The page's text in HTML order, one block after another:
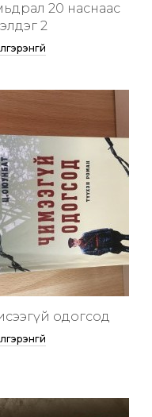
20 наснаас
2
одогсод